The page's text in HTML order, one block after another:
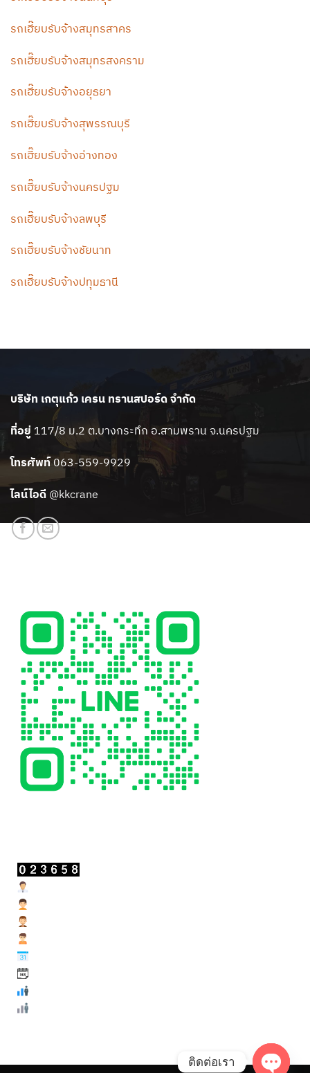
รถเฮี๊ยบรับจ้างสมุทรสาคร
รถเฮี๊ยบรับจ้างสมุทรสงคราม
รถเฮี๊ยบรับจ้างอยุธยา
รถเฮี๊ยบรับจ้างสุพรรณบุรี
รถเฮี๊ยบรับจ้างอ่างทอง
รถเฮี๊ยบรับจ้างนครปฐม
รถเฮี๊ยบรับจ้างลพบุรี
รถเฮี๊ยบรับจ้างชัยนาท
รถเฮี๊ยบรับจ้างปทุมธานี
บริษัท เกตุแก้ว เครน ทรานสปอร์ด จำกัด
ที่อยู่ 117/8 ม.2 ต.บางกระทึก อ.สามพราน จ.นครปฐม
โทรศัพท์063-559-9929
ไลน์ไอดี @kkcrane
ติดต่อเรา